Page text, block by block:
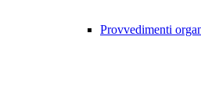
Provvedimenti